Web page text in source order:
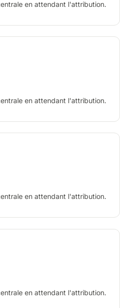
en attendant l'attribution.
en attendant l'attribution.
en attendant l'attribution.
en attendant l'attribution.